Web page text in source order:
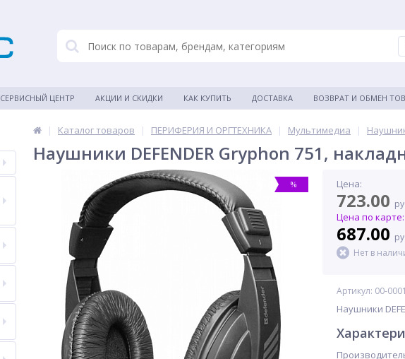
СЕРВИСНЫЙ ЦЕНТР АКЦИИ И СКИДКИ КАК КУПИТЬ ДОСТАВКА ВОЗВРАТ И ОБМЕН
| Каталог товаров | ПЕРИФЕРИЯ И ОРГТЕХНИКА | Мультимедиа |
Наушники DEFENDER Gryphon 751,
% Цена:
723.00
Цена по карте:
687.00
Нет в
Артикул: 00-
Наушники